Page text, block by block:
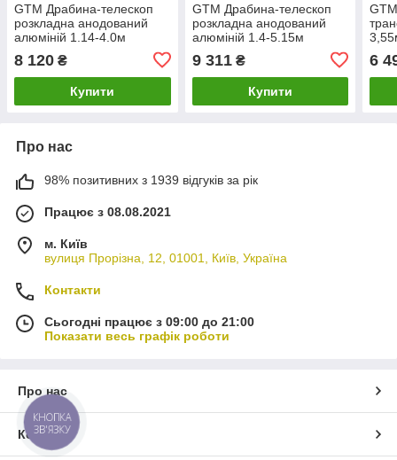
GTM Драбина-телескоп
розкладна анодований
алюміній 1.14-4.0м
8 120 ₴
Купити
GTM Драбина-телескоп
розкладна анодований
алюміній 1.4-5.15м
9 311₴
Купити
6
Про нас
98% позитивних з 1939 відгуків за рік
Працює з 08.08.2021
м. Київ
вулиця Прорізна, 12, 01001, Київ, Україна
Контакти
Сьогодні працює з 09:00 до 21:00
Показати весь графік роботи
Про нас
Контакти
КНОПКА
ЗВ'ЯЗКУ